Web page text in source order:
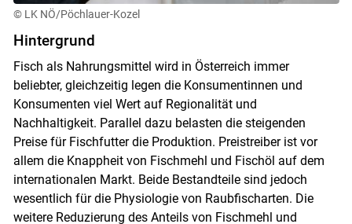
© LK NÖ/Pöchlauer-Kozel
Hintergrund
Fisch als Nahrungsmittel wird in Österreich immer
beliebter, gleichzeitig legen die Konsumentinnen und
Konsumenten viel Wert auf Regionalität und
Nachhaltigkeit. Parallel dazu belasten die steigenden
Preise für Fischfutter die Produktion. Preistreiber ist vor
allem die Knappheit von Fischmehl und Fischöl auf dem
internationalen Markt. Beide Bestandteile sind jedoch
wesentlich für die Physiologie von Raubfischarten. Die
weitere Reduzierung des Anteils von Fischmehl und